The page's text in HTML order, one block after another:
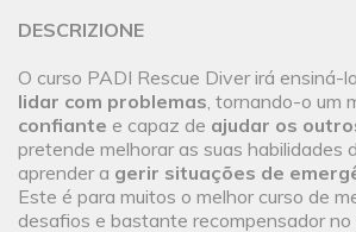
DESCRIZIONE
O curso PADI Rescue Diver irá ensiná-
lidar com problemas, tornando-o um
confiante e capaz de ajudar os
pretende melhorar as suas habilidades
aprender a gerir situações de
Este é para muitos o melhor curso de
desafios e bastante recompensador no